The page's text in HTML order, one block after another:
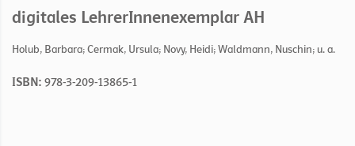
digitales LehrerInnenexemplar AH
Holub, Barbara; Cermak, Ursula; Novy, Heidi; Waldmann, Nuschin; u. a.
ISBN: 978-3-209-13865-1